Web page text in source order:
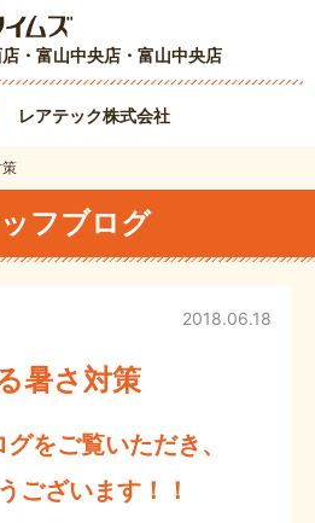
・富山中央店 ・富山中央店
レアテック株式会社
フブログ
暑さ対策
2018.06.18
をご覧いただき、
ございます！！